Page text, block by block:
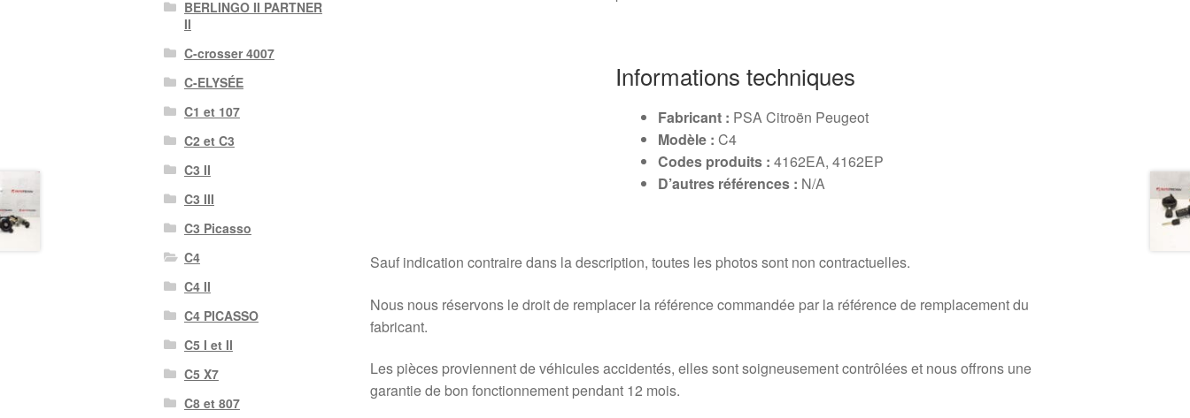
Informations techniques
Fabricant : PSA Citroën Peugeot
Modèle : C4
Codes produits : 4162EA, 4162EP
D’autres références : N/A
Sauf indication contraire dans la description, toutes les photos sont non contractuelles.
Nous nous réservons le droit de remplacer la référence commandée par la référence de remplacement du
fabricant.
Les pièces proviennent de véhicules accidentés, elles sont soigneusement contrôlées et nous offrons une
garantie de bon fonctionnement pendant 12 mois.
BERLINGO II PARTNER
II
C-crosser 4007
C-ELYSÉE
C1 et 107
C2 et C3
C3 II
C3 III
C3 Picasso
C4
C4 II
C4 PICASSO
C5 I et II
C5 X7
C8 et 807